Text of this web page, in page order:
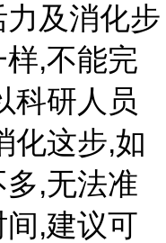
及消化步
,不能完
科研人员
化这步,如
,无法准
,建议可